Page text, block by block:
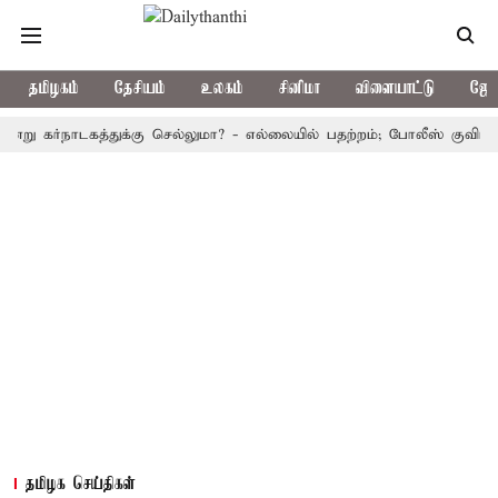
தமிழகம் தேசியம் உலகம் சினிமா விளையாட்டு
செல்லுமா? - எல்லையில் பதற்றம்; போலீஸ் குவிப்பு
தமிழக செய்திகள்